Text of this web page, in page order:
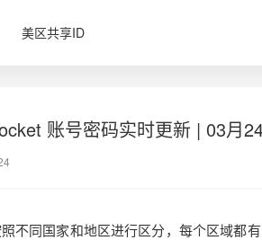
美区共享ID
账号密码实时更新 | 03月
不同国家和地区进行区分，每个区域都